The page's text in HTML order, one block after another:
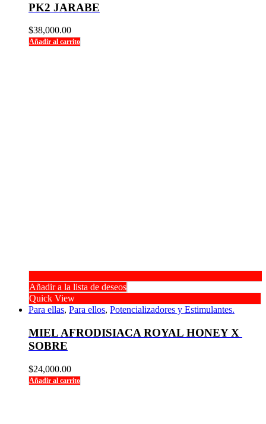
PK2 JARABE
$38,000.00
Añadir al carrito
Añadir a la lista de deseos
Quick View
Para ellas, Para ellos, Potencializadores y Estimulantes.
MIEL AFRODISIACA ROYAL HONEY X
SOBRE
$24,000.00
Añadir al carrito